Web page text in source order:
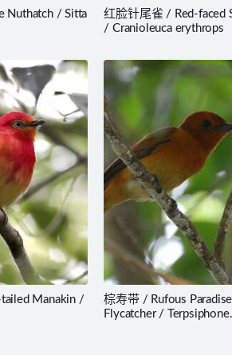
Nuthatch / Sitta
红脸针尾雀 / Red-faced
/ Cranioleuca erythrops
Manakin /
棕寿带 / Rufous Paradise
Flycatcher / Terpsiphone